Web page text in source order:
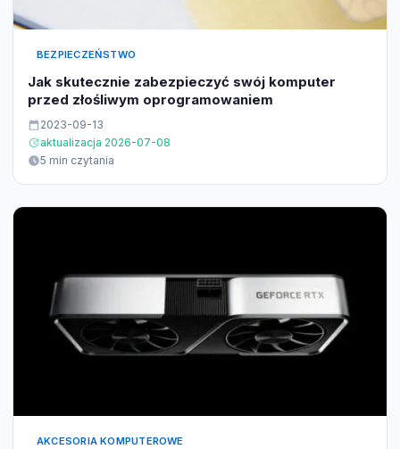
BEZPIECZEŃSTWO
Jak skutecznie zabezpieczyć swój komputer
przed złośliwym oprogramowaniem
2023-09-13
aktualizacja 2026-07-08
5 min czytania
AKCESORIA KOMPUTEROWE